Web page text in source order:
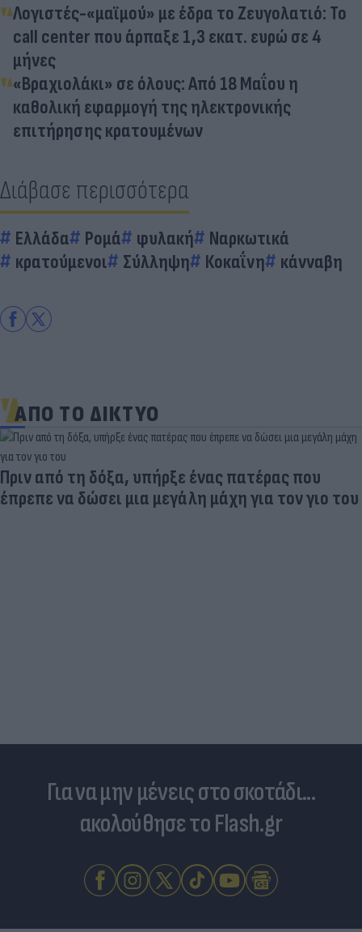
Λογιστές-«μαϊμού» με έδρα το Ζευγολατιό: Το
call center που άρπαξε 1,3 εκατ. ευρώ σε 4
μήνες
«Βραχιολάκι» σε όλους: Από 18 Μαΐου η
καθολική εφαρμογή της ηλεκτρονικής
επιτήρησης κρατουμένων
Διάβασε περισσότερα
Ελλάδα Ρομά φυλακή
Ναρκωτικά
κρατούμενοι
Σύλληψη Κοκαΐνη κάνναβη
ΑΠΟ ΤΟ ΔΙΚΤΥΟ
Για να μην μένεις στο σκοτάδι...
ακολούθησε το Flash.gr